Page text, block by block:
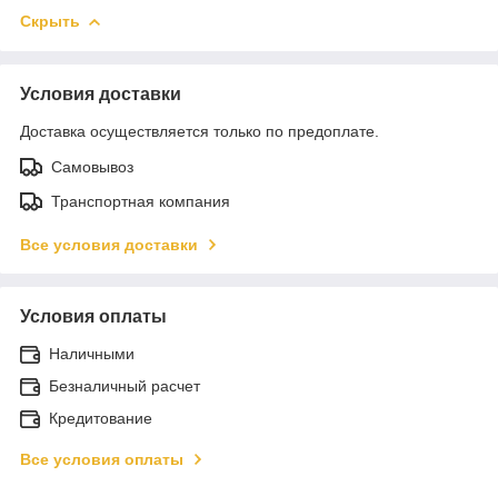
Скрыть
Условия доставки
Доставка осуществляется только по предоплате.
Самовывоз
Транспортная компания
Все условия доставки
Условия оплаты
Наличными
Безналичный расчет
Кредитование
Все условия оплаты